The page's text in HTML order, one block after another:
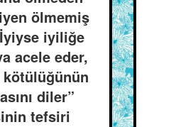
ölmemiş
İyiyse iyiliğe
acele eder,
diler”
tefsiri